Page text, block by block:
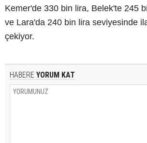
Kemer'de 330 bin lira, Belek'te 245
ve Lara'da 240 bin lira seviyesinde
çekiyor.
HABERE YORUM KAT